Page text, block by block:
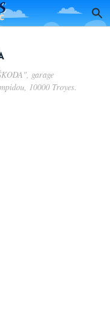
garage
, 10000 Troyes.